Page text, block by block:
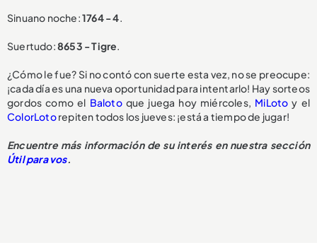
Sinuano noche:1764 - 4.
Suertudo:8653 - Tigre.
¿Cómo le fue? Si no contó con suerte esta vez, no se preocupe:
¡cada día es una nueva oportunidad para intentarlo! Hay sorteos
gordos como el Balotoque juega hoy miércoles, MiLoto y el
ColorLotorepiten todos los jueves: ¡está a tiempo de jugar!
Encuentre más información de su interés en nuestra sección
Útil para vos.